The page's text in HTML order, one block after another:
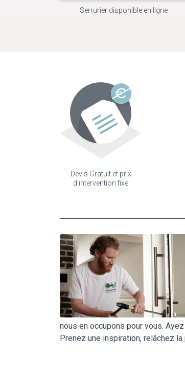
Serrurier disponible en ligne
Devis Gratuit et prix
d'intervention fixe
nous en occupons pour vous.
Prenez une inspiration, relâchez